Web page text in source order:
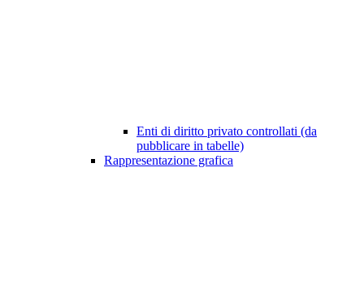
Enti di diritto privato controllati (da
pubblicare in tabelle)
Rappresentazione grafica